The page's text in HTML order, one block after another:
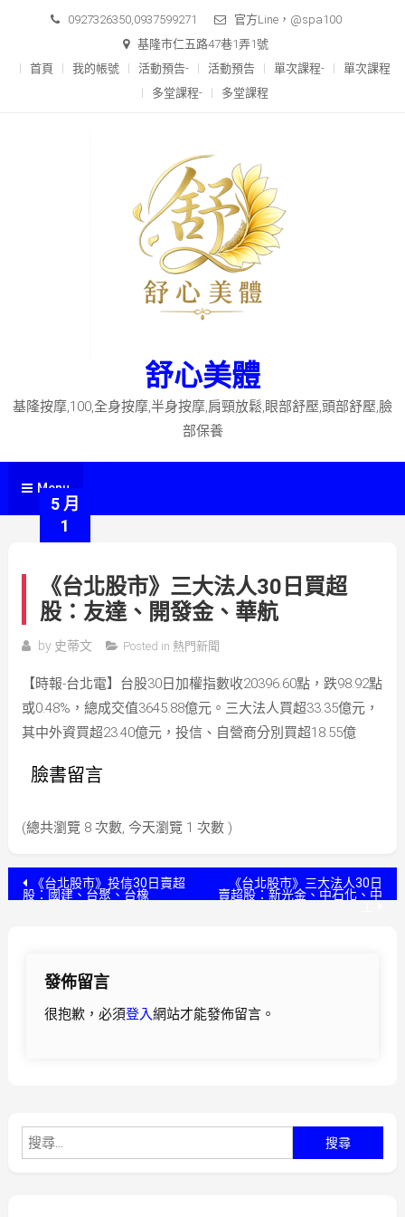
content
0927326350,0937599271
官方Line，@spa100
基隆市仁五路47巷1弄1號
首頁
我的帳號 活動預告- 活動預告 單次課程-
單次課程
多堂課程-
多堂課程
舒心美體
基隆按摩,100,全身按摩,半身按摩,肩頸放鬆,眼部舒壓,頭部舒壓,臉
部保養
Menu
5 月
1
《台北股市》三大法人30日買超
股：友達、開發金、華航
by 史蒂文 Posted in 熱門新聞
【時報-台北電】台股30日加權指數收20396.60點，跌98.92點
或0.48%，總成交值3645.88億元。三大法人買超33.35億元，
其中外資買超23.40億元，投信、自營商分別買超18.55億
臉書留言
(總共瀏覽 8 次數, 今天瀏覽 1 次數 )
文 《台北股市》投信30日賣超
股：國建、台聚、台橡
《台北股市》三大法人30日
賣超股：新光金、中石化、中
發佈留言
很抱歉，必須登入網站才能發佈留言。
尋